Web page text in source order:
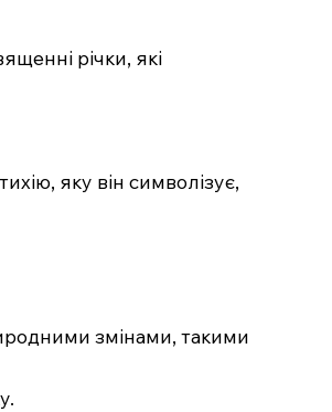
річки, які
яку він символізує,
змінами, такими